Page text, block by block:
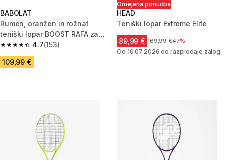
BABOLAT
Rumen, oranžen in rožnat
teniški lopar BOOST RAFA za
odrasle
4.7
4.7 od 5 zvezdic from 153 ocene
(153)
109,99 €
Omejena ponudba
HEAD
Teniški lopar Extreme Elite
89,99 € Cena pred znižanjem
169,99 €47%
Od 10.07.2026 do razprodaje zalog